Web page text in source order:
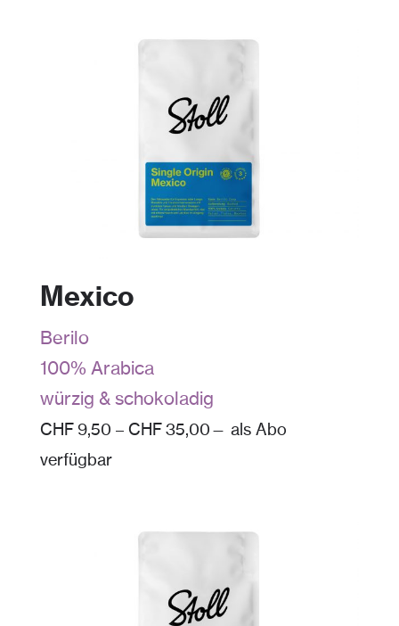
Mexico
Berilo
100% Arabica
würzig & schokoladig
CHF 9,50 – CHF 35,00 — als Abo
verfügbar